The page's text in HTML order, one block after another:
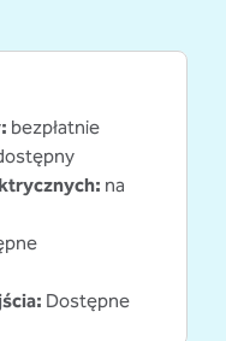
: bezpłatnie
: na
: Dostępne